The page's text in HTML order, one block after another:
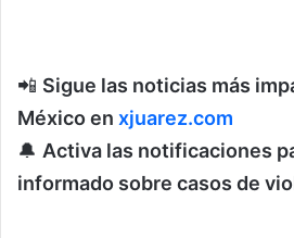
📲 Sigue las noticias más
México en xjuarez.com
🔔 Activa las notificaciones
informado sobre casos de